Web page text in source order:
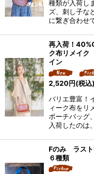
種類が入荷し
ズ、刺し子な
に繋ぎ合わせ
再入荷！
ク布リメイ
イン
2,520円(税込)
バリエ豊富！
ィーク布をリ
ポーチバッグ
入荷したの
Fのみ ラスト
６種類